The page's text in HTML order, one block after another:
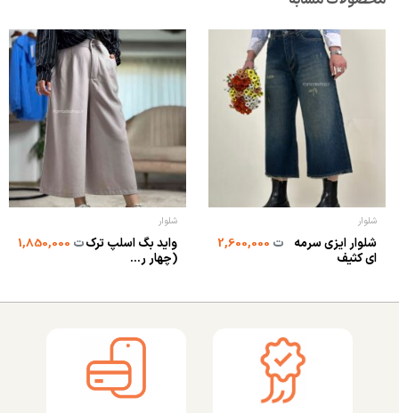
شلوار
شلوار ایزی سرمه
ای کثیف
ت2,600,000
شلوار
واید بگ اسلپ ترک
(چهار ر...
ت1,850,000